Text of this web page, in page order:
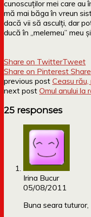
cunoscuților mei care au
mă mai băga în vreun
dacă vii să asculți, dar
ducă în „melemeu” meu
Share on TwitterTweet
Share on Pinterest Share
previous post Ceasu
next post Omul anului la
25 responses
Irina Bucur
05/08/2011
Buna seara tuturor,